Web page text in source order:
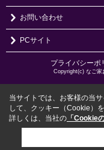
お問い合わせ
PCサイト
プライバシーポ
Copyright(c) なご家
当サイトでは、お客様の当
して、クッキー（Cookie）
詳しくは、当社の 「Cookie